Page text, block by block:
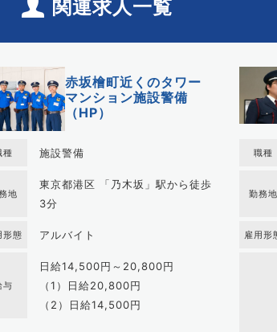
関連求人一覧
赤坂檜町近くのタワー
マンション施設警備
（HP）
種 施設警備
地
東京都港区 「乃木坂」駅から徒歩
3分
形態 アルバイト
与
日給14,500円～20,800円
（1）日給20,800円
（2）日給14,500円
職種
勤務地
雇用形